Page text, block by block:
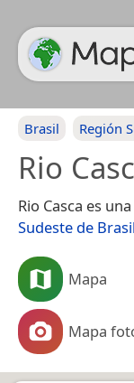
Brasil Región
Rio
Rio Casca es
Sudeste de Brasil
Mapa
Mapa